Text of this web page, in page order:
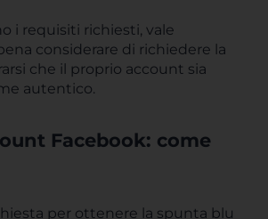
i requisiti richiesti, vale
considerare di richiedere la
che il proprio account sia
autentico.
Facebook: come
per ottenere la spunta blu